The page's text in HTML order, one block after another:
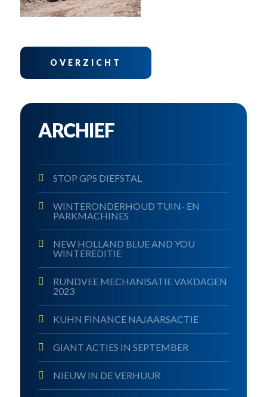
OVERZICHT
ARCHIEF
STOP GPS DIEFSTAL
WINTERONDERHOUD TUIN- EN
PARKMACHINES
NEW HOLLAND BLUE AND YOU
WINTEREDITIE
RUNDVEE MECHANISATIE VAKDAGEN
2023
KUHN FINANCE NAJAARSACTIE
GIANT ACTIES IN SEPTEMBER
NIEUW IN DE VERHUUR